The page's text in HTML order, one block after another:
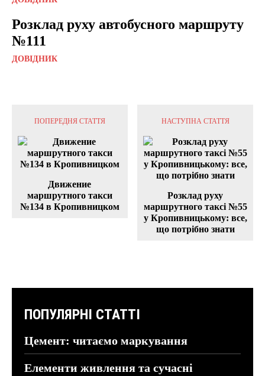
Розклад руху автобусного маршруту
№111
ДОВІДНИК
ПОПЕРЕДНЯ СТАТТЯ
Движение
маршрутного такси
№134 в Кропивницком
НАСТУПНА СТАТТЯ
Розклад руху
маршрутного таксі №55
у Кропивницькому: все,
що потрібно знати
ПОПУЛЯРНІ СТАТТІ
Цемент: читаємо маркування
Елементи живлення та сучасні